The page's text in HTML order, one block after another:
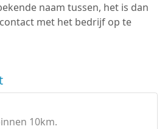
naam tussen, het is dan
met het bedrijf op te
10km.